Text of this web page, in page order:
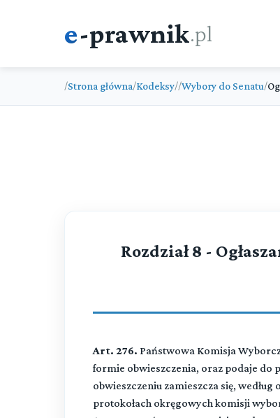
e-prawnik.pl
/Strona główna/Kodeksy//Wybory do Senatu/
Rozdział 8 -
Art. 276. Państwowa Komisja
formie obwieszczenia, oraz podaje do
obwieszczeniu zamieszcza się,
protokołach okręgowych komisji